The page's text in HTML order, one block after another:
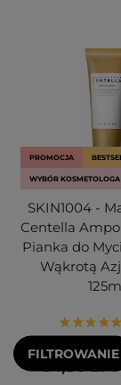
PROMOCJA
WYBÓR KOSMETOLOGA
SKIN1004 -
Centella
Pianka do
Wąkrotą
64,50 zł
FILTROWANIE